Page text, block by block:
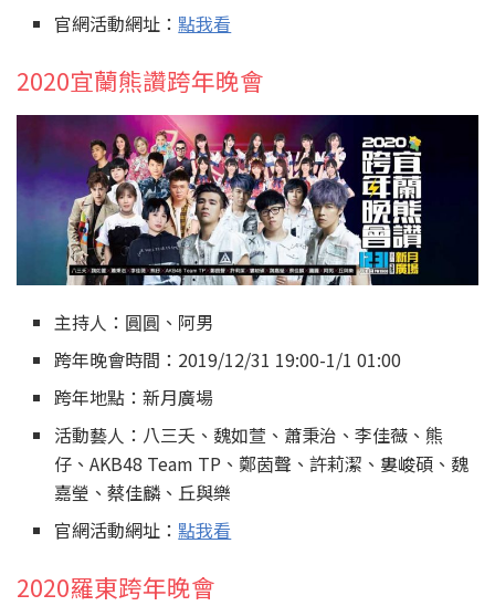
官網活動網址：點我看
2020宜蘭熊讚跨年晚會
主持人：圓圓、阿男
跨年晚會時間：2019/12/31 19:00-1/1 01:00
跨年地點：新月廣場
活動藝人：八三夭、魏如萱、蕭秉治、李佳薇、熊
仔、AKB48 Team TP、鄭茵聲、許莉潔、婁峻碩、魏
嘉瑩、蔡佳麟、丘與樂
官網活動網址：點我看
2020羅東跨年晚會